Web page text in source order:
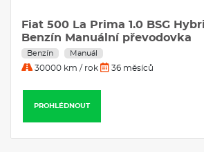
Fiat 500 La Prima 1.0 BSG
Benzín Manuální převodovka
Benzín Manuál
30000 km / rok 36 měsíců
PROHLÉDNOUT